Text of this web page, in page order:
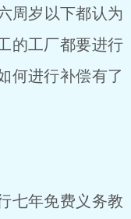
周岁以下都认为
的工厂都要进行
何进行补偿有了
七年免费义务教